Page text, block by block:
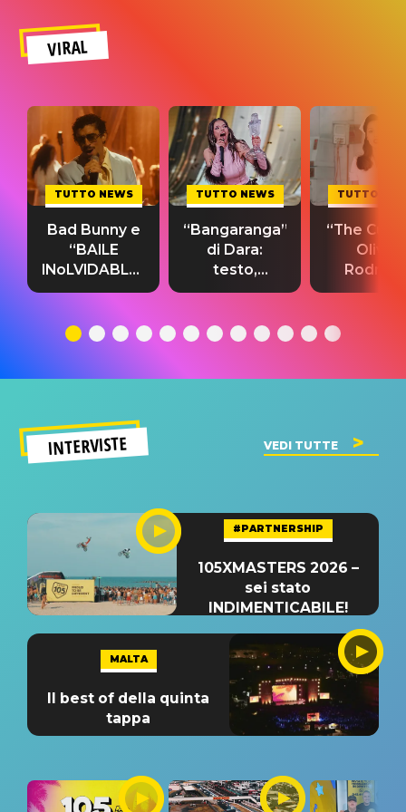
VIRAL
TUTTO NEWS
Bad Bunny e
“BAILE
INoLVIDABLE”:
testo,
significato
TUTTO NEWS
“Bangaranga”
di Dara:
testo,
traduzione e
del singolo
TUTTO
“The
Olivia
testo,
INTERVISTE VEDI TUTTE
#PARTNERSHIP
105XMASTERS 2026 –
sei stato
INDIMENTICABILE!
MALTA
Il best of della quinta
tappa